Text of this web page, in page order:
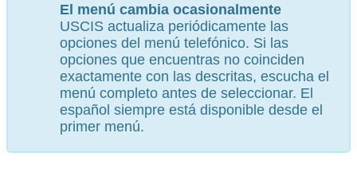
El menú cambia ocasionalmente
USCIS actualiza periódicamente las
opciones del menú telefónico. Si las
opciones que encuentras no coinciden
exactamente con las descritas, escucha el
menú completo antes de seleccionar. El
español siempre está disponible desde el
primer menú.